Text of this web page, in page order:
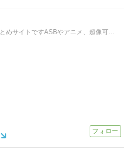
ジョジョに関する２chまとめサイトですASBやアニメ、超像可動などの速報を紹介します。